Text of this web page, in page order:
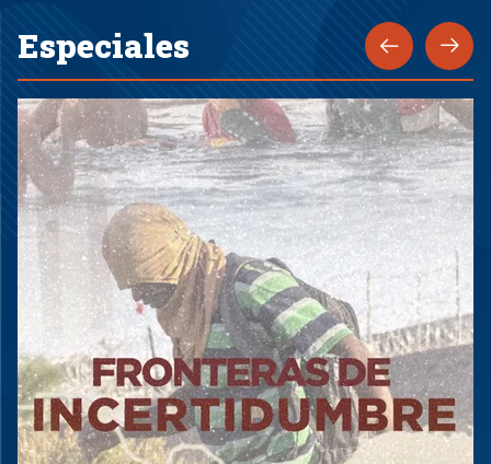
Especiales